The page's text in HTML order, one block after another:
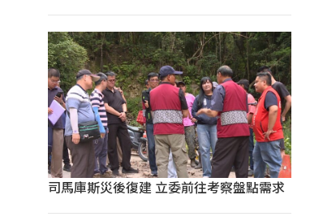
司馬庫斯災後復建 立委前往考察盤點需求